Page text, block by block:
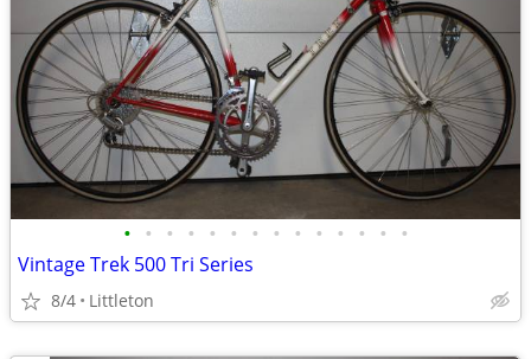
• • • • • • • • • • • • • •
Vintage Trek 500 Tri Series
8/4 Littleton